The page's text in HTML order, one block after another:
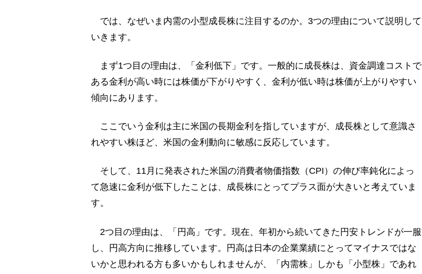
では、なぜいま内需の小型成長株に注目するのか。3つの理由について説明して
いきます。
まず1つ目の理由は、「金利低下」です。一般的に成長株は、資金調達コストで
ある金利が高い時には株価が下がりやすく、金利が低い時は株価が上がりやすい
傾向にあります。
ここでいう金利は主に米国の長期金利を指していますが、成長株として意識さ
れやすい株ほど、米国の金利動向に敏感に反応しています。
そして、11月に発表された米国の消費者物価指数（CPI）の伸び率鈍化によっ
て急速に金利が低下したことは、成長株にとってプラス面が大きいと考えていま
す。
2つ目の理由は、「円高」です。現在、年初から続いてきた円安トレンドが一服
し、円高方向に推移しています。円高は日本の企業業績にとってマイナスではな
いかと思われる方も多いかもしれませんが、「内需株」しかも「小型株」であれ